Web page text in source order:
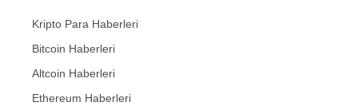
Kripto Para Haberleri
Bitcoin Haberleri
Altcoin Haberleri
Ethereum Haberleri